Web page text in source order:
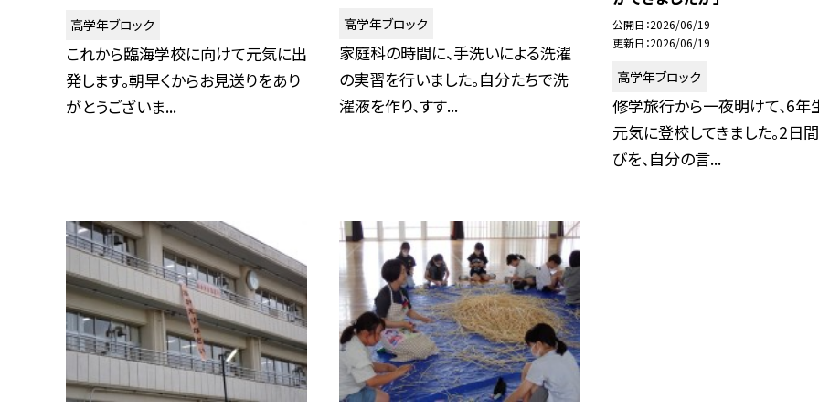
高学年ブロック
これから臨海学校に向けて元気に出
発します。朝早くからお見送りをあり
がとうございま...
高学年ブロック
家庭科の時間に、手洗いによる洗濯
の実習を行いました。自分たちで洗
濯液を作り、すす...
公開日 2026/06/19
更新日 2026/06/19
高学年ブロック
修学旅行から一夜明けて、6年
元気に登校してきました。2日
びを、自分の言...